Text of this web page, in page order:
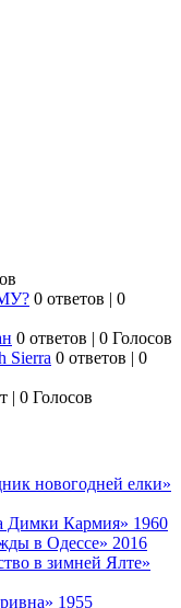
0 ответов | 0
0 ответов | 0 Голосов
Sierra 0 ответов | 0
| 0 Голосов
новогодней елки»
Димки Кармия» 1960
в Одессе» 2016
в зимней Ялте»
1955